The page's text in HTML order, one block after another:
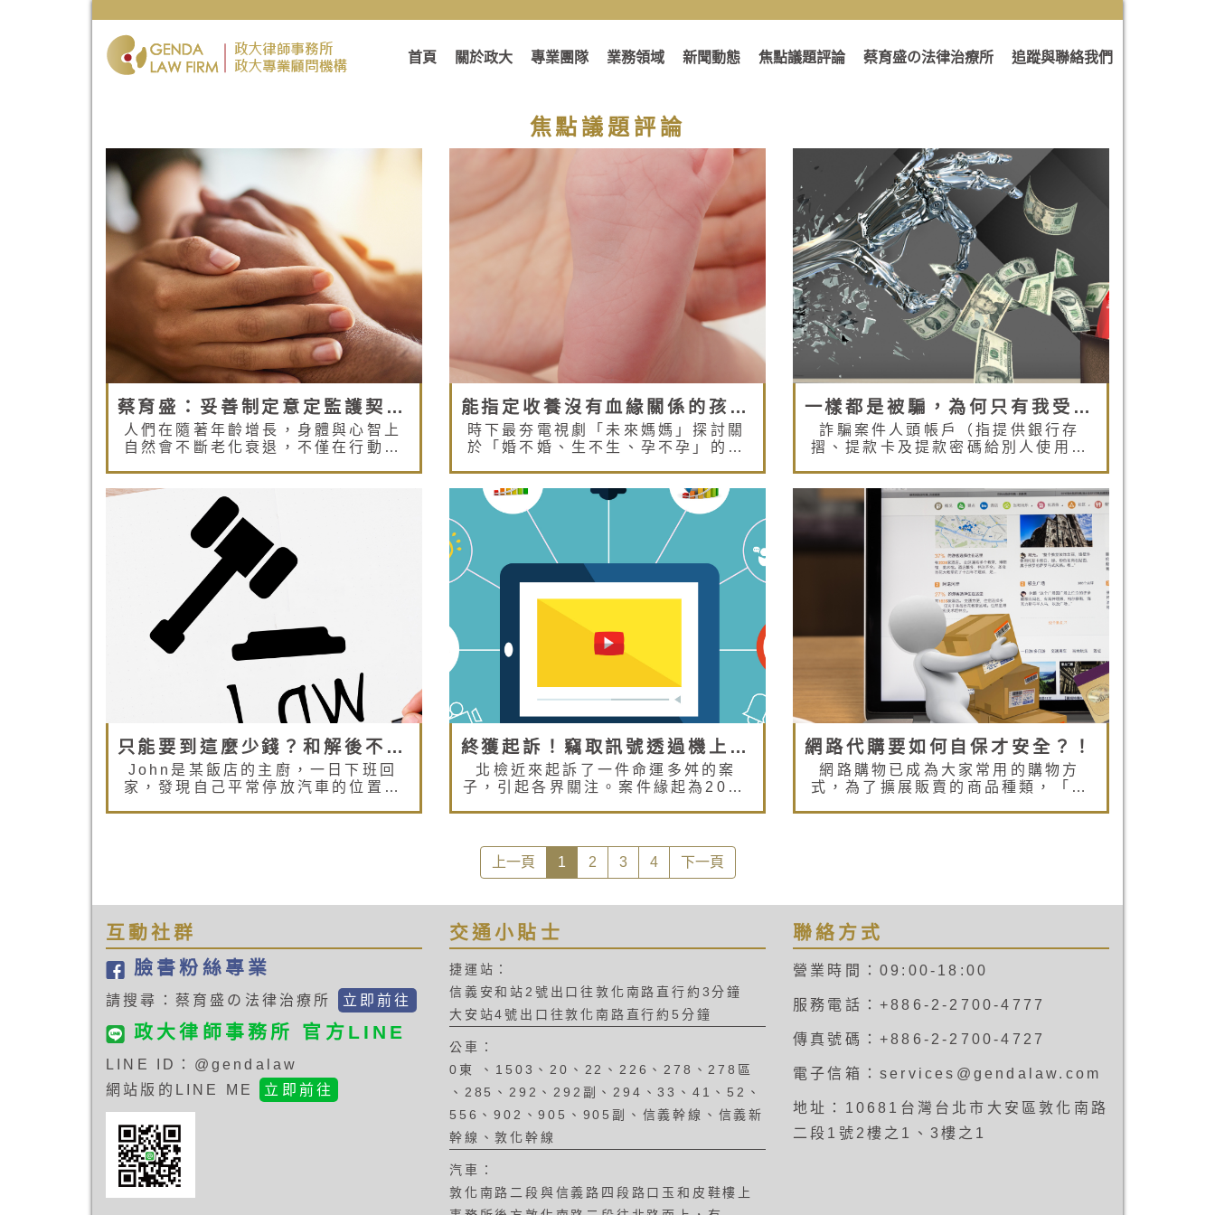
首頁 關於政大 專業團隊 業務領域 新聞動態 焦點議題評論 蔡育盛の法律治療所 追蹤與聯絡我們
焦點議題評論
蔡育盛：妥善制定意定監護契約 確保您未來的養護與資產管理
人們在隨著年齡增長，身體與心智上
自然會不斷老化衰退，不僅在行動上
錯亂。倘若如此，將會造成許多交易
上風險，也容易成為有心詐騙人士的
目標，形成嚴重社會問題。這些心智
欠缺的成年人（多半是老人）實值需
要特別被照顧與保護。 而在傳統法定
的監護宣告制度，不管在選任監護權
人或是監護人對受監護宣告人之照顧
與財產管理上，礙於法令上欠缺，常
難以真正實際去監督而流於形式，而
且也常常發現監護權人的照養方式雖
在客觀上有利於被監護宣告人，但實
際上不見得是被監護宣告人所願意
的。
能指定收養沒有血緣關係的孩子嗎？
時下最夯電視劇「未來媽媽」探討關
於「婚不婚、生不生、孕不孕」的人
除了覺得女人很辛苦之外也常常思考:
「如果我無法擁有自己血緣的小孩，
我能收養沒有血緣關係的小孩嗎?收養
有甚麼規定呢?」 透過我們事務所張
韶庭律師的文章，或許希望成為「未
來媽媽」及「未來爸爸」的你和妳，
能對收養孩子的程序有更深入的了
解，並且更珍惜擁有孩子的幸福
一樣都是被騙，為何只有我受罪？！
詐騙案件人頭帳戶（指提供銀行存
摺、提款卡及提款密碼給別人使用的
no，也或許會說應該就個案來判斷，
看看提供帳戶的人頭有沒有跟詐騙集
團串通或從中得到什麼好處之類的情
形…。我想一般人的正常反應應該都
會如此的，但經我們觀察，法官們的
想法卻不是這樣的…。
只能要到這麼少錢？和解後不能反悔嗎？
John是某飯店的主廚，一日下班回
家，發現自己平常停放汽車的位置，
了爛人、垃圾、老廢物等不雅字眼問
候，並將老伯推倒在地，引起附近居
民圍觀。後經雙方協商，同意由John
賠償20萬元後和解。數日後，老伯在
電視上看到John受邀擔任總統女兒的
婚宴主廚，並接受電視台的專訪，才
知道John的來歷不小，家境富裕，教
育水準也很高，便依舊對John提起民
事訴訟，請求John給予其100萬元精
神慰撫金。
終獲起訴！竊取訊號透過機上盒撥放算不算侵權？
北檢近來起訴了一件命運多舛的案
子，引起各界關注。案件緣起為2013
理頻道節目，因而報警提告，後經調
查發現是百年國際科技公司之負責人
負責人架設相關設備，再由百年國際
擷取現有第四台訊號，轉換成IP訊號
後，透過網際網路傳輸到酒店機房，
Television，現多數電視機上盒屬於
此）來收看。此案業經台北地檢署三
度認為罪證不足而做出不起訴處分，
而近日經高檢署再議，認定莊秀石以
「公開播送」方式侵權，命令北檢起
訴。究竟是甚麼因素推翻了數次的不
起訴處分呢？我們也許能從「公開播
送」定義的確立來窺知一二：
網路代購要如何自保才安全？！
網路購物已成為大家常用的購物方
式，為了擴展販賣的商品種類，「代
購買日本手機，收到貨後發現手機無
法在台灣使用，與業者宣稱不符，業
者以代購服務不適用鑑賞期規定為
出不窮，但消費者真的只能任由業者
不適用「鑑賞期」的規定。
上一頁 1 2 3 4 下一頁
互動社群
臉書粉絲專業
請搜尋：蔡育盛の法律治療所 立即前往
政大律師事務所 官方LINE
LINE ID：@gendalaw
網站版的LINE ME
立即前往
交通小貼士
捷運站：
信義安和站2號出口往敦化南路直行約3分鐘
大安站4號出口往敦化南路直行約5分鐘
公車：
0東 、1503、20、22、226、278、278區
、285、292、292副、294、33、41、52、
556、902、905、905副、信義幹線、信義新
幹線、敦化幹線
汽車：
敦化南路二段與信義路四段路口玉和皮鞋樓上
聯絡方式
營業時間：09:00-18:00
服務電話：+886-2-2700-4777
傳真號碼：+886-2-2700-4727
電子信箱：services@gendalaw.com
地址：10681台灣台北市大安區敦化南路
二段1號2樓之1、3樓之1